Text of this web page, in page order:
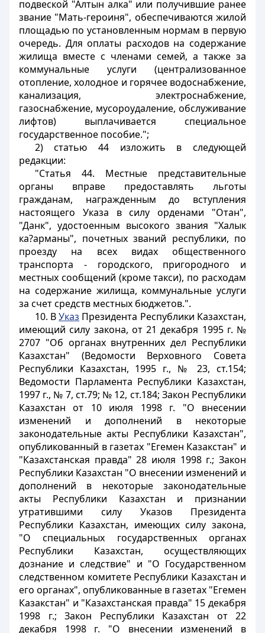
подвеской "Алтын алка" или получившие ранее
звание "Мать-героиня", обеспечиваются жилой
площадью по установленным нормам в первую
очередь. Для оплаты расходов на содержание
жилища вместе с членами семей, а также за
коммунальные услуги (централизованное
отопление, холодное и горячее водоснабжение,
канализация, электроснабжение,
газоснабжение, мусороудаление, обслуживание
лифтов) выплачивается специальное
государственное пособие.";
2) статью 44 изложить в следующей
редакции:
"Статья 44. Местные представительные
органы вправе предоставлять льготы
гражданам, награжденным до вступления
настоящего Указа в силу орденами "Отан",
"Данк", удостоенным высокого звания "Халык
ка?арманы", почетных званий республики, по
проезду на всех видах общественного
транспорта - городского, пригородного и
местных сообщений (кроме такси), по расходам
на содержание жилища, коммунальные услуги
за счет средств местных бюджетов.".
10. ВУказ Президента Республики Казахстан,
имеющий силу закона, от 21 декабря 1995 г. №
2707 "Об органах внутренних дел Республики
Казахстан" (Ведомости Верховного Совета
Республики Казахстан, 1995 г., № 23, ст.154;
Ведомости Парламента Республики Казахстан,
1997 г., № 7, ст.79; № 12, ст.184; Закон Республики
Казахстан от 10 июля 1998 г. "О внесении
изменений и дополнений в некоторые
законодательные акты Республики Казахстан",
опубликованный в газетах "Егемен Казакстан" и
"Казахстанская правда" 28 июля 1998 г.; Закон
Республики Казахстан "О внесении изменений и
дополнений в некоторые законодательные
акты Республики Казахстан и признании
утратившими силу Указов Президента
Республики Казахстан, имеющих силу закона,
"О специальных государственных органах
Республики Казахстан, осуществляющих
дознание и следствие" и "О Государственном
следственном комитете Республики Казахстан и
его органах", опубликованные в газетах "Егемен
Казакстан" и "Казахстанская правда" 15 декабря
1998 г.; Закон Республики Казахстан от 22
декабря 1998 г. "О внесении изменений в